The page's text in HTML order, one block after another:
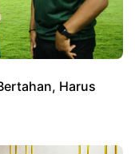
Harus